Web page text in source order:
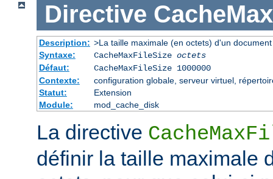
Directive
Description: >La taille maximale (en octets) d'un
Syntaxe:
CacheMaxFileSize octets
Défaut:
CacheMaxFileSize 1000000
Contexte:
configuration globale, serveur virtuel,
Statut:
Extension
Module:
mod_cache_disk
La directive
définir la taille maximale